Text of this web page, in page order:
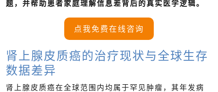
题，并帮助患者家庭理解信息差背后的真实医学逻辑。
点我免费在线咨询
肾上腺皮质癌的治疗现状与全球生存
数据差异
肾上腺皮质癌在全球范围内均属于罕见肿瘤，其年发病